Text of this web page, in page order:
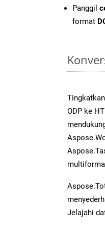
Panggil
format
ODP ke
Jelajahi